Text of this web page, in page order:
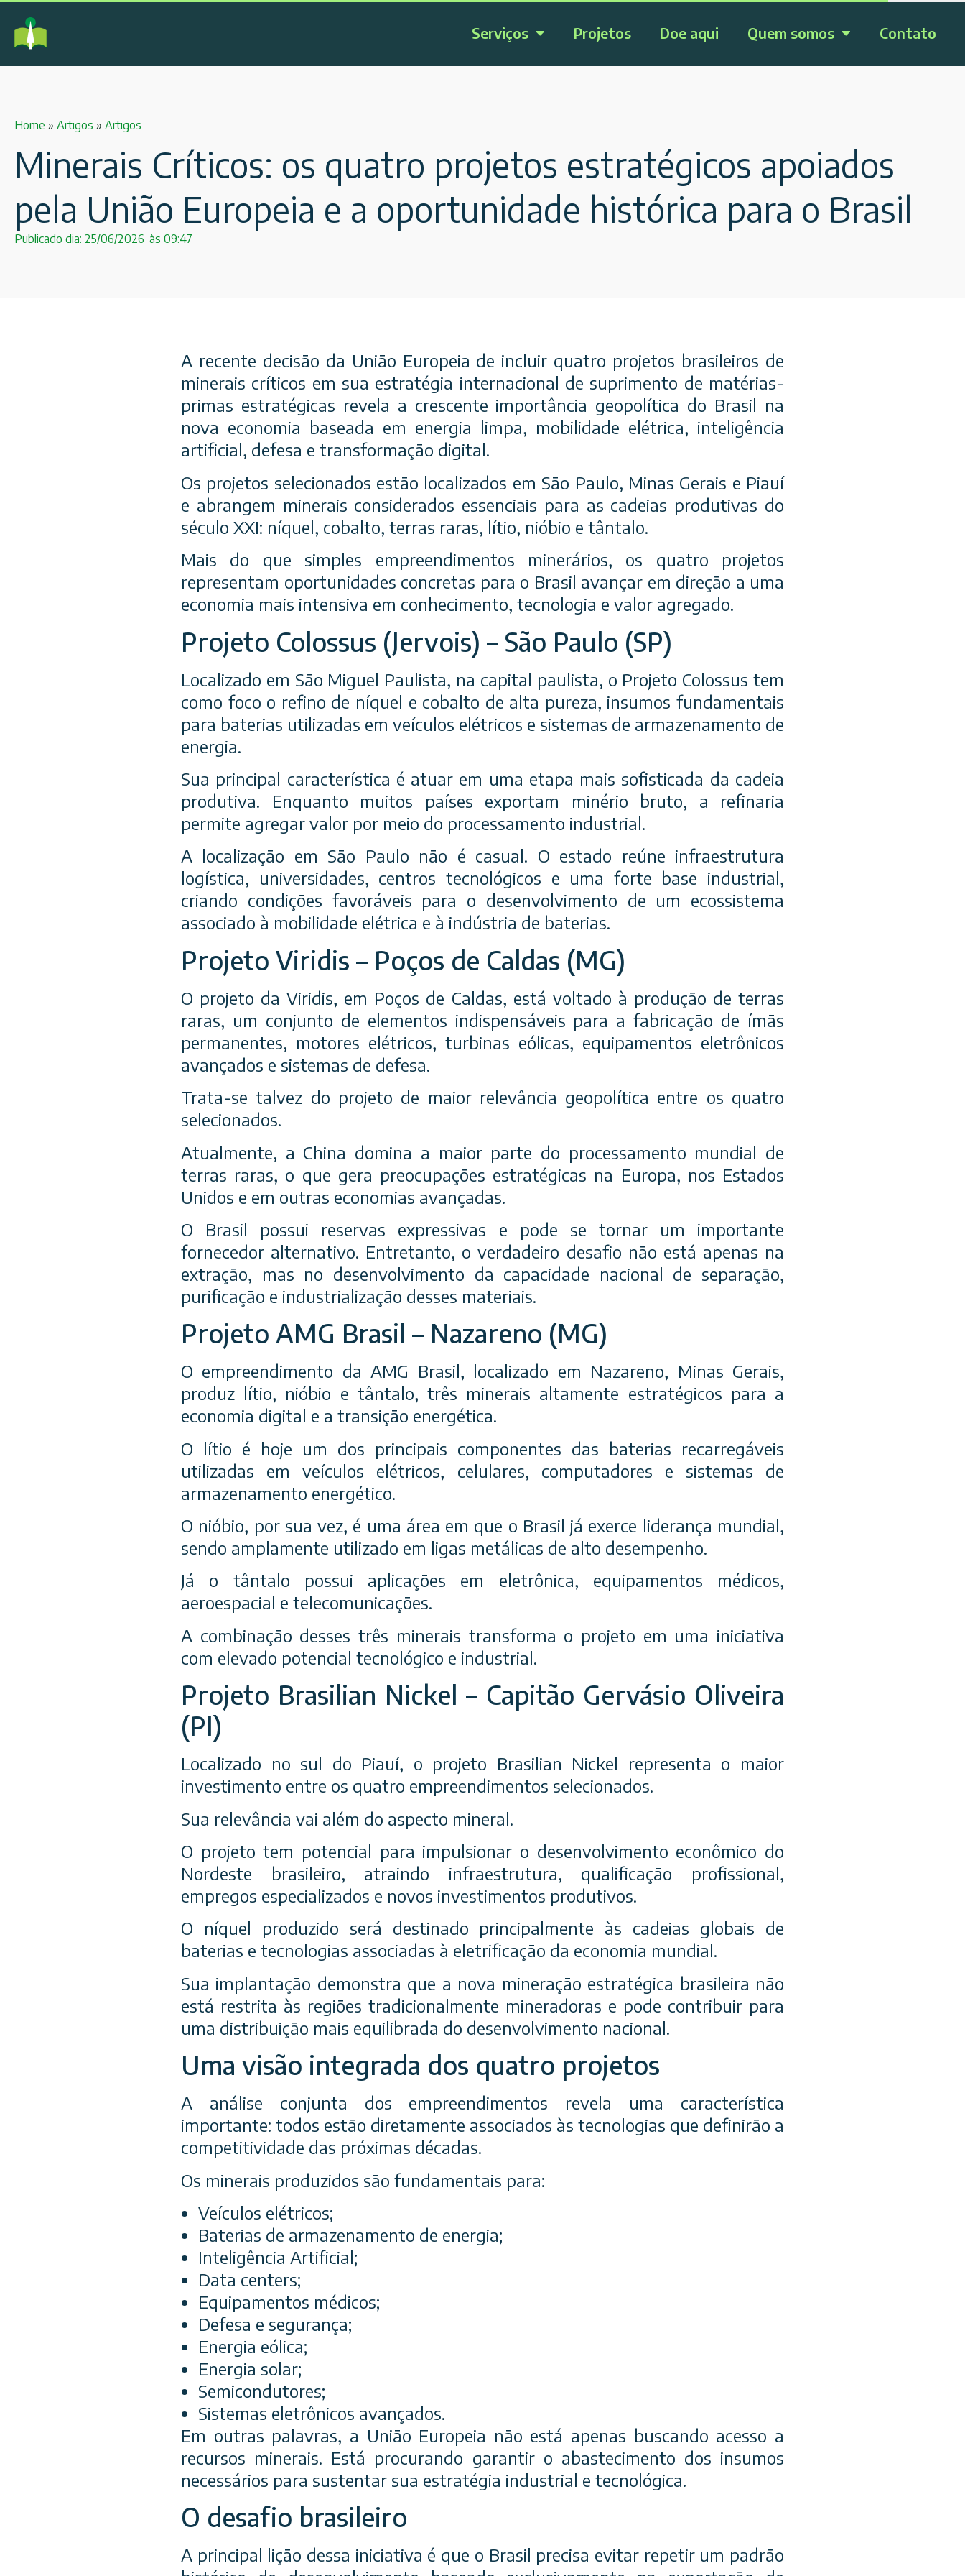
Serviços Projetos Doe aqui Quem somos Contato
Home » Artigos » Artigos
Minerais Críticos: os quatro projetos estratégicos apoiados
pela União Europeia e a oportunidade histórica para o Brasil
Publicado dia: 25/06/2026 às 09:47
A recente decisão da União Europeia de incluir quatro projetos brasileiros de
minerais críticos em sua estratégia internacional de suprimento de matérias-
primas estratégicas revela a crescente importância geopolítica do Brasil na
nova economia baseada em energia limpa, mobilidade elétrica, inteligência
artificial, defesa e transformação digital.
Os projetos selecionados estão localizados em São Paulo, Minas Gerais e Piauí
e abrangem minerais considerados essenciais para as cadeias produtivas do
século XXI: níquel, cobalto, terras raras, lítio, nióbio e tântalo.
Mais do que simples empreendimentos minerários, os quatro projetos
representam oportunidades concretas para o Brasil avançar em direção a uma
economia mais intensiva em conhecimento, tecnologia e valor agregado.
Projeto Colossus (Jervois) – São Paulo (SP)
Localizado em São Miguel Paulista, na capital paulista, o Projeto Colossus tem
como foco o refino de níquel e cobalto de alta pureza, insumos fundamentais
para baterias utilizadas em veículos elétricos e sistemas de armazenamento de
energia.
Sua principal característica é atuar em uma etapa mais sofisticada da cadeia
produtiva. Enquanto muitos países exportam minério bruto, a refinaria
permite agregar valor por meio do processamento industrial.
A localização em São Paulo não é casual. O estado reúne infraestrutura
logística, universidades, centros tecnológicos e uma forte base industrial,
criando condições favoráveis para o desenvolvimento de um ecossistema
associado à mobilidade elétrica e à indústria de baterias.
Projeto Viridis – Poços de Caldas (MG)
O projeto da Viridis, em Poços de Caldas, está voltado à produção de terras
raras, um conjunto de elementos indispensáveis para a fabricação de ímãs
permanentes, motores elétricos, turbinas eólicas, equipamentos eletrônicos
avançados e sistemas de defesa.
Trata-se talvez do projeto de maior relevância geopolítica entre os quatro
selecionados.
Atualmente, a China domina a maior parte do processamento mundial de
terras raras, o que gera preocupações estratégicas na Europa, nos Estados
Unidos e em outras economias avançadas.
O Brasil possui reservas expressivas e pode se tornar um importante
fornecedor alternativo. Entretanto, o verdadeiro desafio não está apenas na
extração, mas no desenvolvimento da capacidade nacional de separação,
purificação e industrialização desses materiais.
Projeto AMG Brasil – Nazareno (MG)
O empreendimento da AMG Brasil, localizado em Nazareno, Minas Gerais,
produz lítio, nióbio e tântalo, três minerais altamente estratégicos para a
economia digital e a transição energética.
O lítio é hoje um dos principais componentes das baterias recarregáveis
utilizadas em veículos elétricos, celulares, computadores e sistemas de
armazenamento energético.
O nióbio, por sua vez, é uma área em que o Brasil já exerce liderança mundial,
sendo amplamente utilizado em ligas metálicas de alto desempenho.
Já o tântalo possui aplicações em eletrônica, equipamentos médicos,
aeroespacial e telecomunicações.
A combinação desses três minerais transforma o projeto em uma iniciativa
com elevado potencial tecnológico e industrial.
Projeto Brasilian Nickel – Capitão Gervásio Oliveira
(PI)
Localizado no sul do Piauí, o projeto Brasilian Nickel representa o maior
investimento entre os quatro empreendimentos selecionados.
Sua relevância vai além do aspecto mineral.
O projeto tem potencial para impulsionar o desenvolvimento econômico do
Nordeste brasileiro, atraindo infraestrutura, qualificação profissional,
empregos especializados e novos investimentos produtivos.
O níquel produzido será destinado principalmente às cadeias globais de
baterias e tecnologias associadas à eletrificação da economia mundial.
Sua implantação demonstra que a nova mineração estratégica brasileira não
está restrita às regiões tradicionalmente mineradoras e pode contribuir para
uma distribuição mais equilibrada do desenvolvimento nacional.
Uma visão integrada dos quatro projetos
A análise conjunta dos empreendimentos revela uma característica
importante: todos estão diretamente associados às tecnologias que definirão a
competitividade das próximas décadas.
Os minerais produzidos são fundamentais para:
Veículos elétricos;
Baterias de armazenamento de energia;
Inteligência Artificial;
Data centers;
Equipamentos médicos;
Defesa e segurança;
Energia eólica;
Energia solar;
Semicondutores;
Sistemas eletrônicos avançados.
Em outras palavras, a União Europeia não está apenas buscando acesso a
recursos minerais. Está procurando garantir o abastecimento dos insumos
necessários para sustentar sua estratégia industrial e tecnológica.
O desafio brasileiro
A principal lição dessa iniciativa é que o Brasil precisa evitar repetir um padrão